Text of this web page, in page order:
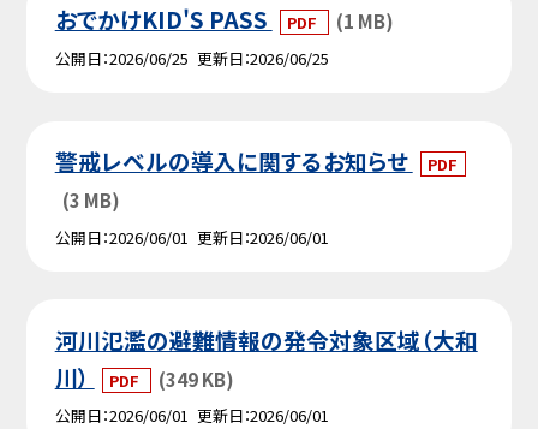
おでかけKID'S PASS PDF (1 MB)
公開日 2026/06/25 更新日 2026/06/25
警戒レベルの導入に関するお知らせ PDF
(3 MB)
公開日 2026/06/01 更新日 2026/06/01
河川氾濫の避難情報の発令対象区域（大和
川）
PDF (349 KB)
公開日 2026/06/01 更新日 2026/06/01